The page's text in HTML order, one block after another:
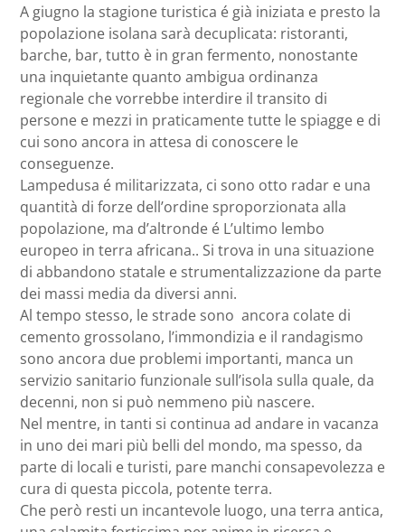
A giugno la stagione turistica é già iniziata e presto la
popolazione isolana sarà decuplicata: ristoranti,
barche, bar, tutto è in gran fermento, nonostante
una inquietante quanto ambigua ordinanza
regionale che vorrebbe interdire il transito di
persone e mezzi in praticamente tutte le spiagge e di
cui sono ancora in attesa di conoscere le
conseguenze.
Lampedusa é militarizzata, ci sono otto radar e una
quantità di forze dell’ordine sproporzionata alla
popolazione, ma d’altronde é L’ultimo lembo
europeo in terra africana.. Si trova in una situazione
di abbandono statale e strumentalizzazione da parte
dei massi media da diversi anni.
Al tempo stesso, le strade sono ancora colate di
cemento grossolano, l’immondizia e il randagismo
sono ancora due problemi importanti, manca un
servizio sanitario funzionale sull’isola sulla quale, da
decenni, non si può nemmeno più nascere.
Nel mentre, in tanti si continua ad andare in vacanza
in uno dei mari più belli del mondo, ma spesso, da
parte di locali e turisti, pare manchi consapevolezza e
cura di questa piccola, potente terra.
Che però resti un incantevole luogo, una terra antica,